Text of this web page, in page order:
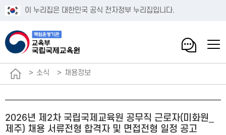
이 누리집은 대한민국 공식 전자정부 누리집입니다.
소식 채용정보
2026년 제2차 국립국제교육원 공무직 근로자(미화원_
제주) 채용 서류전형 합격자 및 면접전형 일정 공고